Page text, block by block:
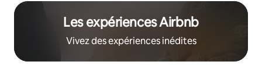
Les expériences Airbnb
Vivez des expériences inédites